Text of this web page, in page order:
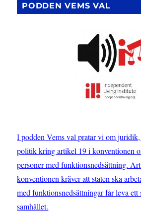
PODDEN VEMS VAL
I podden Vems val pratar vi om
politik kring artikel 19 i konventionen
personer med funktionsnedsättning.
konventionen kräver att staten ska
med funktionsnedsättningar får leva
samhället.